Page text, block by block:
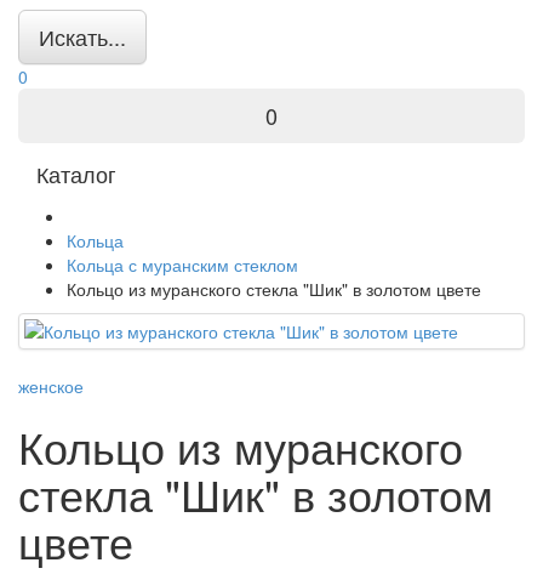
Искать...
0
0
Каталог
Кольца
Кольца с муранским стеклом
Кольцо из муранского стекла "Шик" в золотом цвете
женское
Кольцо из муранского
стекла "Шик" в золотом
цвете